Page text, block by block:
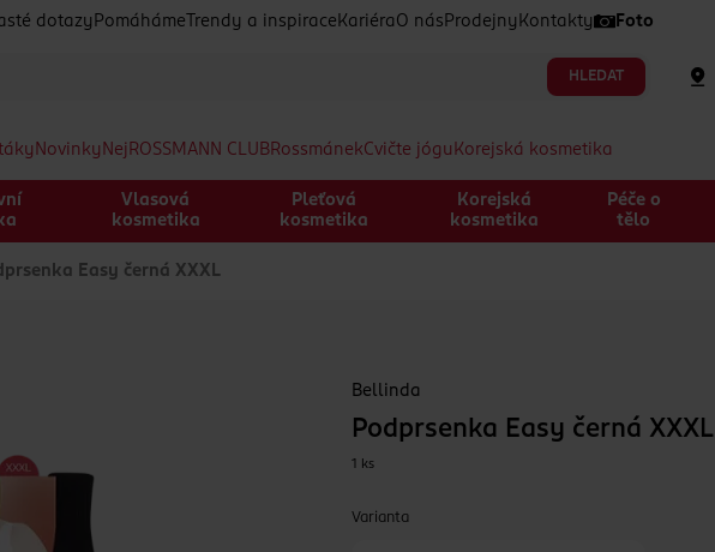
dotazy Pomáháme Trendy a inspirace Kariéra O nás Prodejny Kontakty Foto
HLEDAT
Novinky Nej ROSSMANN CLUBRossmánekCvičte jógu Korejská kosmetika
Vlasová
kosmetika
Pleťová
kosmetika
Korejská
kosmetika
Péče o
tělo
Easy černá XXXL
Bellinda
Podprsenka Easy černá XXXL
1 ks
Varianta